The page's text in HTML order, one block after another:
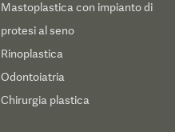
Mastoplastica con impianto di
protesi al seno
Rinoplastica
Odontoiatria
Chirurgia plastica